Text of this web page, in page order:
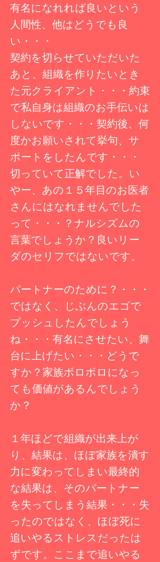
有名になれれば良いという
人間性、他はどうでも良
い・・・
契約を切らせていただいた
あと、組織を作りたいとき
た元クライアント・・・約束
で私自身は組織のお手伝いは
しないです・・・契約後、何
度かお願いされて挙句、サ
ポートをしたんです・・・
切っていて正解でした。 い
やー、あの１５年目のお医者
さんにはなれませんでした
って・・・？ナルシズムの
言葉でしょうか？良いリー
ダのセリフではないです。
パートナーのために？・・・
ではなく、じぶんのエゴで
プッシュしたんでしょう
ね・・・有名にさせたい、舞
台に上げたい・・・どうで
すか？家族ボロボロになっ
ても価値があるんでしょう
か？
１年ほどで組織が出来上が
り、結果は、ほぼ家族を潰す
力に変わってしまい最終的
な結果は、そのパートナー
を失ってしまう結果・・・失
ったのではなく、ほぼ死に
追いやるストレスだったは
ずです。ここまで追いやる